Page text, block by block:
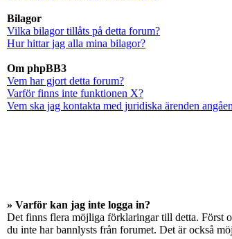
Bilagor
Vilka bilagor tillåts på detta forum?
Hur hittar jag alla mina bilagor?
Om phpBB3
Vem har gjort detta forum?
Varför finns inte funktionen X?
Vem ska jag kontakta med juridiska ärenden
» Varför kan jag inte logga in?
Det finns flera möjliga förklaringar till detta. Först
du inte har bannlysts från forumet. Det är också